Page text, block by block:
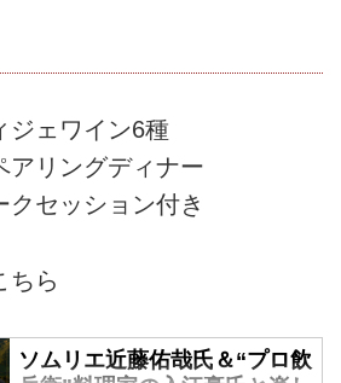
ジェワイン6種
アリングディナー
クセッション付き
ちら
ソムリエ近藤佑哉氏＆“プロ飲